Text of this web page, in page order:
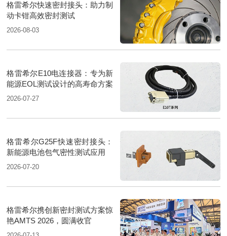
格雷希尔快速密封接头：助力制
动卡钳高效密封测试
2026-08-03
格雷希尔E10电连接器：专为新
能源EOL测试设计的高寿命方案
2026-07-27
格雷希尔G25F快速密封接头：
新能源电池包气密性测试应用
2026-07-20
格雷希尔携创新密封测试方案惊
艳AMTS 2026，圆满收官